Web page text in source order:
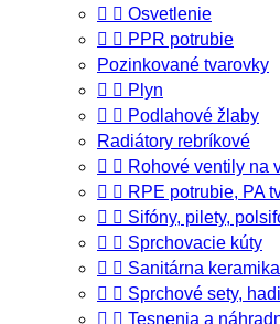
  Osvetlenie
  PPR potrubie
Pozinkované tvarovky
  Plyn
  Podlahové žlaby
Radiátory rebríkové
  Rohové ventily na
  RPE potrubie, PA
  Sifóny, pilety,
  Sprchovacie kúty
  Sanitárna keramika
  Sprchové sety,
  Tesnenia a